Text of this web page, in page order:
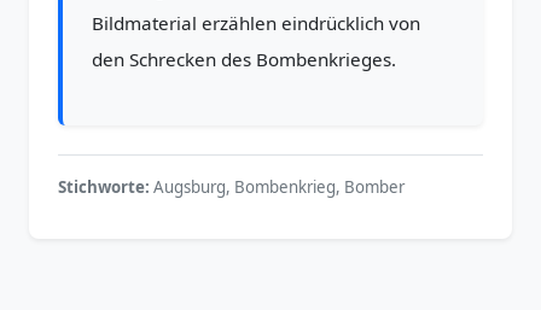
Bildmaterial erzählen eindrücklich von
den Schrecken des Bombenkrieges.
Stichworte: Augsburg, Bombenkrieg, ​Bomber